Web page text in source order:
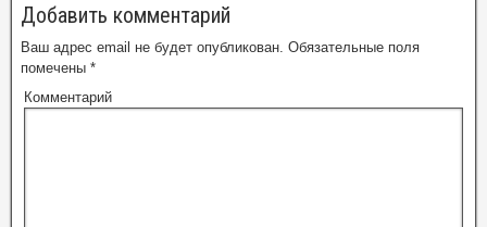
Добавить комментарий
Ваш адрес email не будет опубликован. Обязательные поля
помечены *
Комментарий